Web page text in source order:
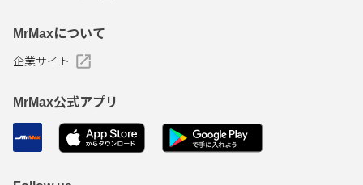
MrMaxについて
企業サイト
MrMax公式アプリ